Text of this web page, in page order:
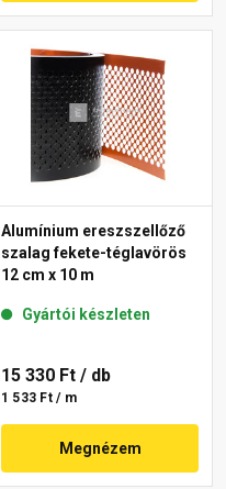
Alumínium ereszszellőző
szalag fekete-téglavörös
12 cm x 10 m
Gyártói készleten
15 330 Ft / db
1 533 Ft / m
Megnézem